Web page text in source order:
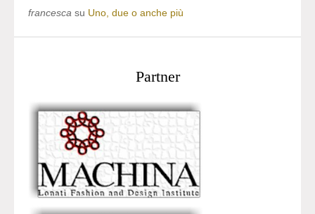
francesca su Uno, due o anche più
Partner